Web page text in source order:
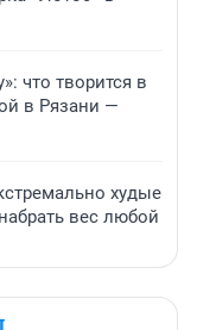
что творится в
в Рязани —
худые
вес любой